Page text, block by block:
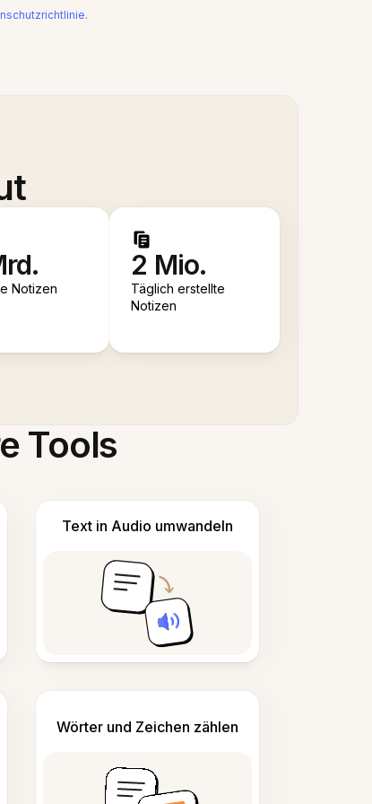
.
Notizen
2 Mio.
Täglich erstellte
Notizen
Tools
Text in Audio umwandeln
Wörter und Zeichen zählen